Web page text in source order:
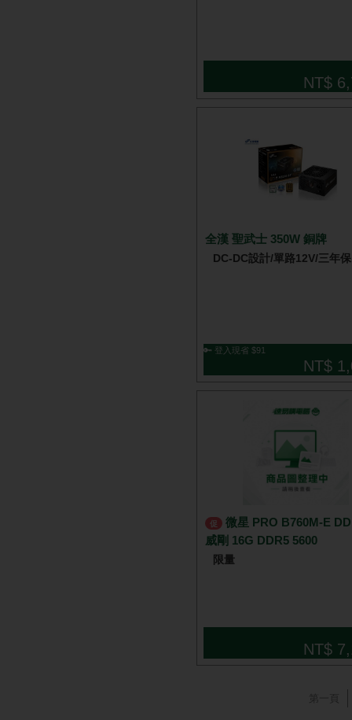
NT$
全漢 聖武士 350W 銅牌
DC-DC設計/單路12V/三年保
🔑 登入現省 $91
NT$
促
威剛 16G DDR5 5600
限量
NT$